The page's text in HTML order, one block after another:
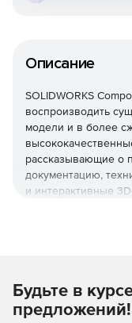
Описание
SOLIDWORKS
воспроизводить
модели и в более
рассказывающие о
документацию,
и интерактивные
одновременно с
SOLIDWORKS
Будьте в
предложений!